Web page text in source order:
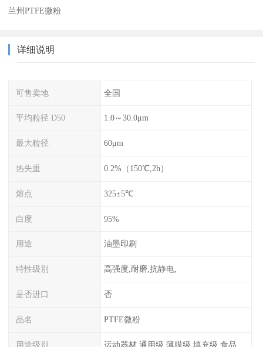
兰州PTFE微粉
详细说明
可售卖地 全国
平均粒径 D50 1.0～30.0μm
最大粒径 60μm
热失重 0.2%（150℃,2h）
熔点 325±5℃
白度 95%
用途 油墨印刷
特性级别 高强度,耐磨,抗静电,
是否进口 否
品名 PTFE微粉
用途级别